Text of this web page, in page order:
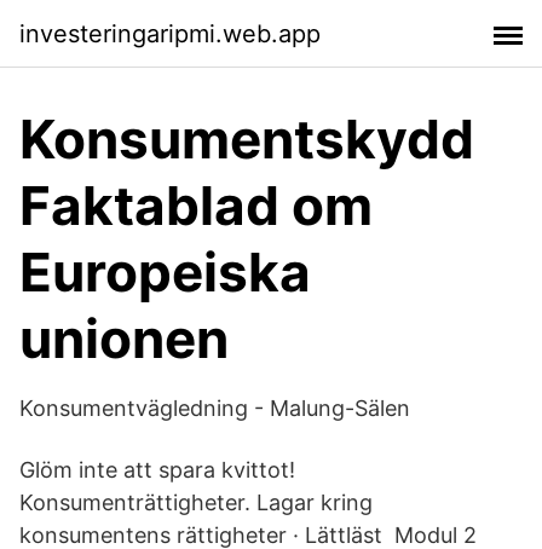
investeringaripmi.web.app
Konsumentskydd
Faktablad om
Europeiska
unionen
Konsumentvägledning - Malung-Sälen
Glöm inte att spara kvittot!
Konsumenträttigheter. Lagar kring
konsumentens rättigheter · Lättläst Modul 2